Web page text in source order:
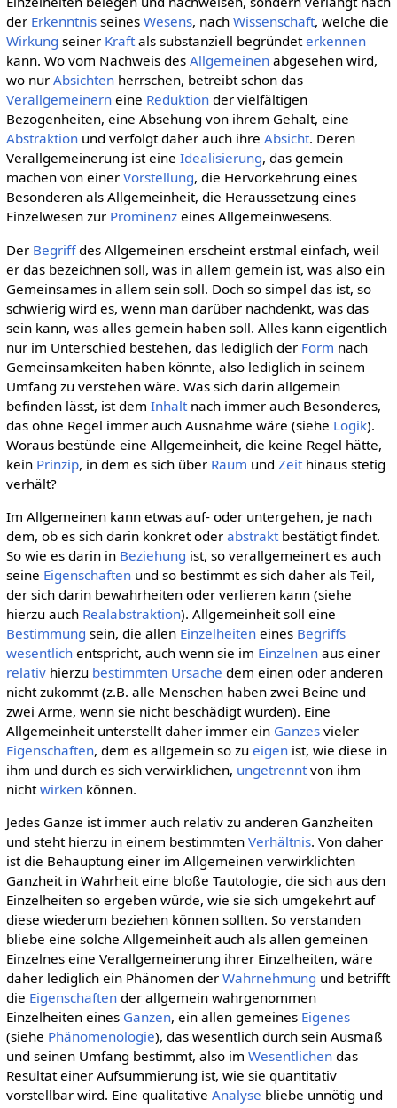
der Erkenntnisseines Wesens, nach Wissenschaft, welche die
Wirkung seiner Kraftals substanziell begründeterkennen
kann. Wo vom Nachweis des Allgemeinenabgesehen wird,
wo nur Absichtenherrschen, betreibt schon das
Verallgemeinerneine Reduktionder vielfältigen
Bezogenheiten, eine Absehung von ihrem Gehalt, eine
Abstraktionund verfolgt daher auch ihre Absicht. Deren
Verallgemeinerung ist eine Idealisierung, das gemein
machen von einer Vorstellung, die Hervorkehrung eines
Besonderen als Allgemeinheit, die Heraussetzung eines
Einzelwesen zur Prominenzeines Allgemeinwesens.
Der Begriffdes Allgemeinen erscheint erstmal einfach, weil
er das bezeichnen soll, was in allem gemein ist, was also ein
Gemeinsames in allem sein soll. Doch so simpel das ist, so
schwierig wird es, wenn man darüber nachdenkt, was das
sein kann, was alles gemein haben soll. Alles kann eigentlich
nur im Unterschied bestehen, das lediglich der Form nach
Gemeinsamkeiten haben könnte, also lediglich in seinem
Umfang zu verstehen wäre. Was sich darin allgemein
befinden lässt, ist dem Inhaltnach immer auch Besonderes,
das ohne Regel immer auch Ausnahme wäre (siehe Logik).
Woraus bestünde eine Allgemeinheit, die keine Regel hätte,
kein Prinzip, in dem es sich über Raum und Zeithinaus stetig
verhält?
Im Allgemeinen kann etwas auf- oder untergehen, je nach
dem, ob es sich darin konkret oder abstraktbestätigt findet.
So wie es darin in Beziehung ist, so verallgemeinert es auch
seine Eigenschaftenund so bestimmt es sich daher als Teil,
der sich darin bewahrheiten oder verlieren kann (siehe
hierzu auch Realabstraktion). Allgemeinheit soll eine
Bestimmung sein, die allen Einzelheiteneines Begriffs
wesentlichentspricht, auch wenn sie im Einzelnenaus einer
relativhierzu bestimmten Ursache dem einen oder anderen
nicht zukommt (z.B. alle Menschen haben zwei Beine und
zwei Arme, wenn sie nicht beschädigt wurden). Eine
Allgemeinheit unterstellt daher immer ein Ganzesvieler
Eigenschaften, dem es allgemein so zu eigenist, wie diese in
ihm und durch es sich verwirklichen, ungetrenntvon ihm
nichtwirkenkönnen.
Jedes Ganze ist immer auch relativ zu anderen Ganzheiten
und steht hierzu in einem bestimmten Verhältnis. Von daher
ist die Behauptung einer im Allgemeinen verwirklichten
Ganzheit in Wahrheit eine bloße Tautologie, die sich aus den
Einzelheiten so ergeben würde, wie sie sich umgekehrt auf
diese wiederum beziehen können sollten. So verstanden
bliebe eine solche Allgemeinheit auch als allen gemeinen
Einzelnes eine Verallgemeinerung ihrer Einzelheiten, wäre
daher lediglich ein Phänomen der Wahrnehmung und betrifft
die Eigenschaftender allgemein wahrgenommen
Einzelheiten eines Ganzen, ein allen gemeines Eigenes
(siehe Phänomenologie), das wesentlich durch sein Ausmaß
und seinen Umfang bestimmt, also im Wesentlichendas
Resultat einer Aufsummierung ist, wie sie quantitativ
vorstellbar wird. Eine qualitative Analyse bliebe unnötig und